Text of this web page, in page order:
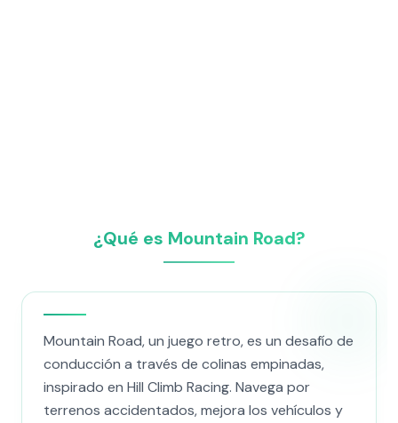
¿Qué es Mountain Road?
Mountain Road, un juego retro, es un desafío de
conducción a través de colinas empinadas,
inspirado en Hill Climb Racing. Navega por
terrenos accidentados, mejora los vehículos y